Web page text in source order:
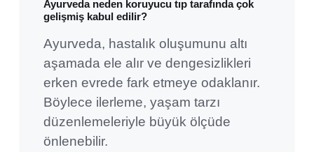
Ayurveda neden koruyucu tıp tarafında çok
gelişmiş kabul edilir?
Ayurveda, hastalık oluşumunu altı
aşamada ele alır ve dengesizlikleri
erken evrede fark etmeye odaklanır.
Böylece ilerleme, yaşam tarzı
düzenlemeleriyle büyük ölçüde
önlenebilir.